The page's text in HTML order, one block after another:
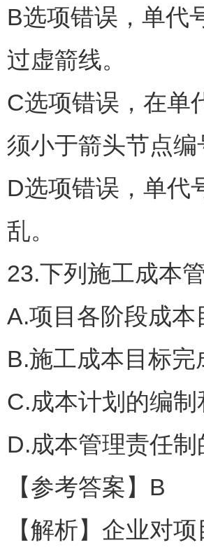
B选项错误，单代
过虚箭线。
C选项错误，在单
须小于箭头节点编
D选项错误，单代
乱。
23.下列施工成本
A.项目各阶段成本
B.施工成本目标完
C.成本计划的编
D.成本管理责任
【参考答案】B
【解析】企业对